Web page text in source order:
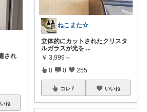
され
ね
ねこまた☆
立体的にカットされたクリスタ
ルガラスが光を ...
￥ 3,999～
0 0 255
コレ いいね